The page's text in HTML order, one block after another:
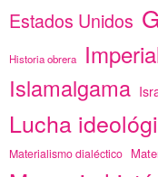
Estados Unidos
Historia obrera
Islamalgama
Lucha
Materialismo dialéctico